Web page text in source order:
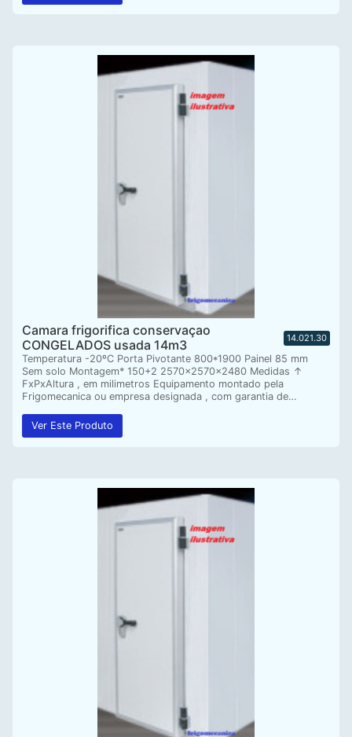
Camara frigorifica conservaçao
CONGELADOS usada 14m3
14.021.30
Temperatura -20ºC Porta Pivotante 800*1900 Painel 85 mm
Sem solo Montagem* 150+2 2570x2570x2480 Medidas ↑
FxPxAltura , em milimetros Equipamento montado pela
Frigomecanica ou empresa designada , com garantia de…
Ver Este Produto